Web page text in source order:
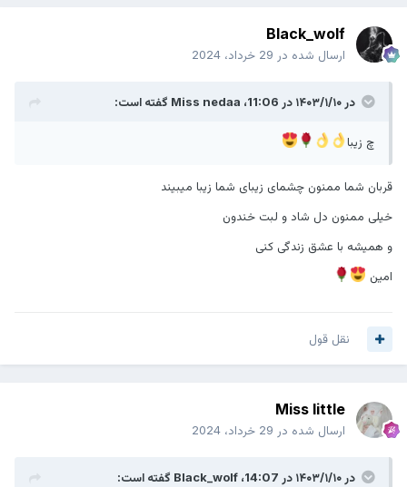
Black_wolf
ارسال شده در 29 خرداد، 2024
در ۱۴۰۳/۱/۱۰ در 11:06، Miss nedaaگفته است:
چ زیبا
قربان شما ممنون چشمای زیبای شما زیبا میبیند
خیلی ممنون دل شاد و لبت خندون
و همیشه با عشق زندگی کنی
امین
نقل قول
Miss little
ارسال شده در 29 خرداد، 2024
در ۱۴۰۳/۱/۱۰ در 14:07، Black_wolfگفته است: